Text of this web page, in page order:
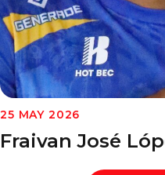
Noticias
Documentos
25 MAY 2026
Fraivan José